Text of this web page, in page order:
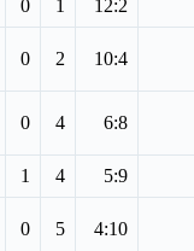
0 1 12:2
0 2 10:4
0 4 6:8
1 4 5:9
0 5 4:10